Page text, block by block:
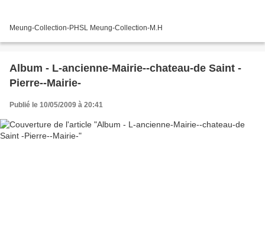
Meung-Collection-PHSL Meung-Collection-M.H
Album - L-ancienne-Mairie--chateau-de Saint -
Pierre--Mairie-
Publié le 10/05/2009 à 20:41